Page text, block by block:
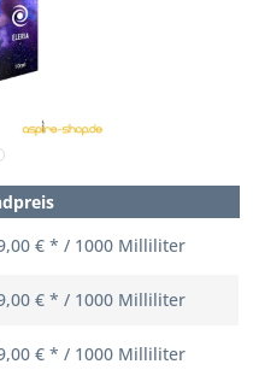
€ * / 1000 Milliliter
€ * / 1000 Milliliter
€ * / 1000 Milliliter